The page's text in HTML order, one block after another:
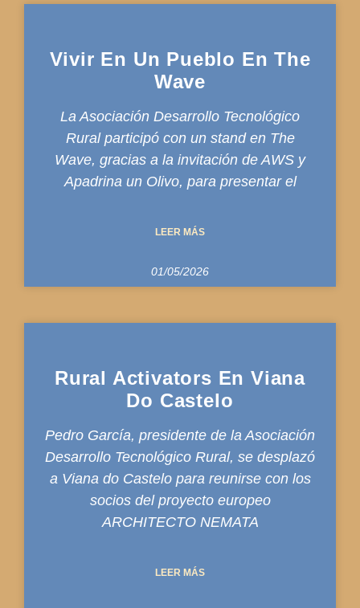
Vivir En Un Pueblo En The
Wave
La Asociación Desarrollo Tecnológico
Rural participó con un stand en The
Wave, gracias a la invitación de AWS y
Apadrina un Olivo, para presentar el
LEER MÁS
01/05/2026
Rural Activators En Viana
Do Castelo
Pedro García, presidente de la Asociación
Desarrollo Tecnológico Rural, se desplazó
a Viana do Castelo para reunirse con los
socios del proyecto europeo
ARCHITECTO NEMATA
LEER MÁS